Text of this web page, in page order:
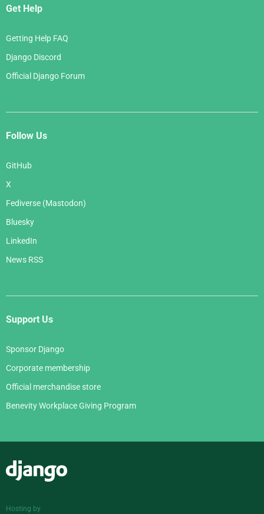
Get Help
Getting Help FAQ
Django Discord
Official Django Forum
Follow Us
GitHub
X
Fediverse (Mastodon)
Bluesky
LinkedIn
News RSS
Support Us
Sponsor Django
Corporate membership
Official merchandise store
Benevity Workplace Giving Program
Hosting by